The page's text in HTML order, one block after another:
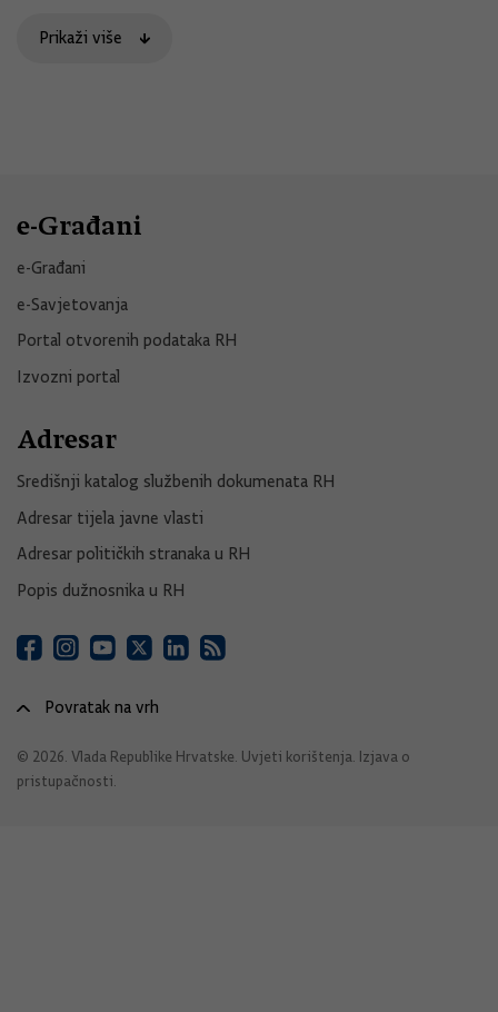
Prikaži više
e-Građani
e-Građani
e-Savjetovanja
Portal otvorenih podataka RH
Izvozni portal
Adresar
Središnji katalog službenih dokumenata RH
Adresar tijela javne vlasti
Adresar političkih stranaka u RH
Popis dužnosnika u RH
Povratak na vrh
© 2026. Vlada Republike Hrvatske. Uvjeti korištenja Izjava o
pristupačnosti